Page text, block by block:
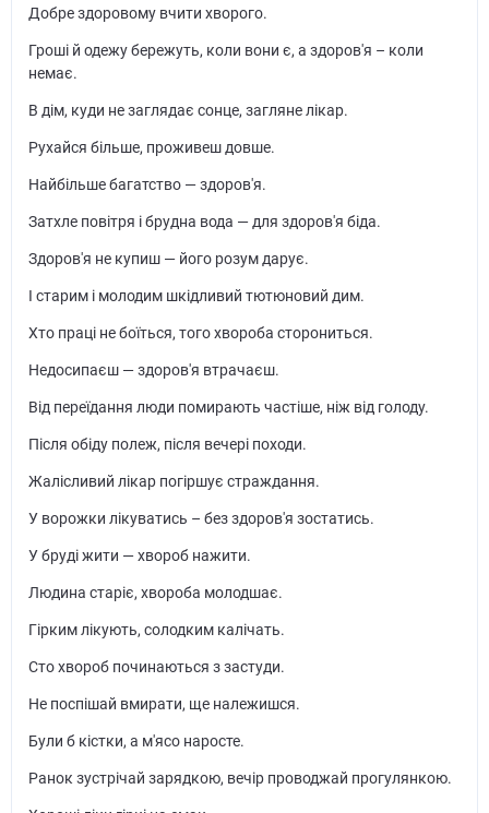
Добре здоровому вчити хворого.
Гроші й одежу бережуть, коли вони є, а здоров'я – коли
немає.
В дім, куди не заглядає сонце, загляне лікар.
Рухайся більше, проживеш довше.
Найбільше багатство — здоров'я.
Затхле повітря і брудна вода — для здоров'я біда.
Здоров'я не купиш — його розум дарує.
І старим і молодим шкідливий тютюновий дим.
Хто праці не боїться, того хвороба сторониться.
Недосипаєш — здоров'я втрачаєш.
Від переїдання люди помирають частіше, ніж від голоду.
Після обіду полеж, після вечері походи.
Жалісливий лікар погіршує страждання.
У ворожки лікуватись – без здоров'я зостатись.
У бруді жити — хвороб нажити.
Людина старіє, хвороба молодшає.
Гірким лікують, солодким калічать.
Сто хвороб починаються з застуди.
Не поспішай вмирати, ще належишся.
Були б кістки, а м'ясо наросте.
Ранок зустрічай зарядкою, вечір проводжай прогулянкою.